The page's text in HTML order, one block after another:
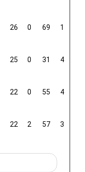
26 0 69 1
25 0 31 4
22 0 55 4
22 2 57 3